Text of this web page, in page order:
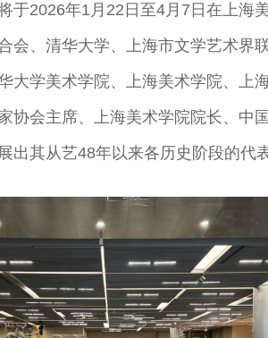
于2026年1月22日至4月7日在上海
会、清华大学、上海市文学艺术界
大学美术学院、上海美术学院、上
协会主席、上海美术学院院长、中
出其从艺48年以来各历史阶段的代